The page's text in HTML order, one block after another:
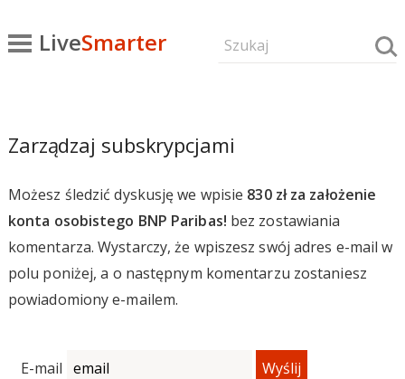
LiveSmarter
Zarządzaj subskrypcjami
Możesz śledzić dyskusję we wpisie 830 zł za założenie
konta osobistego BNP Paribas! bez zostawiania
komentarza. Wystarczy, że wpiszesz swój adres e-mail w
polu poniżej, a o następnym komentarzu zostaniesz
powiadomiony e-mailem.
E-mail